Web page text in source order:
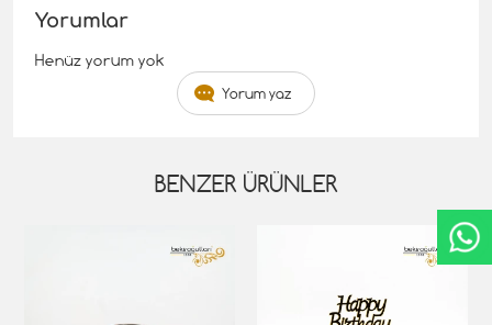
Yorumlar
Henüz yorum yok
Yorum yaz
BENZER ÜRÜNLER